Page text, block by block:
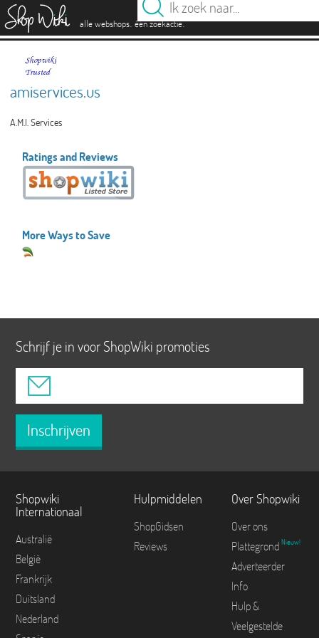
alle webshops. één zoekactie.
amiservices.us
A.M.I. Services
Ratings and Reviews
More Ways to Save
Schrijf je in voor ShopWiki promoties
Inschrijven
Shopwiki
Internationaal
Australië
België
Frankrijk
Duitsland
Nederland
Hulpmiddelen
ShopGidsen
Reviews
Over Shopwiki
Over ons
Plattegrond Nieuw!
Adverteerder
Info
Hulp &
Veelgestelde